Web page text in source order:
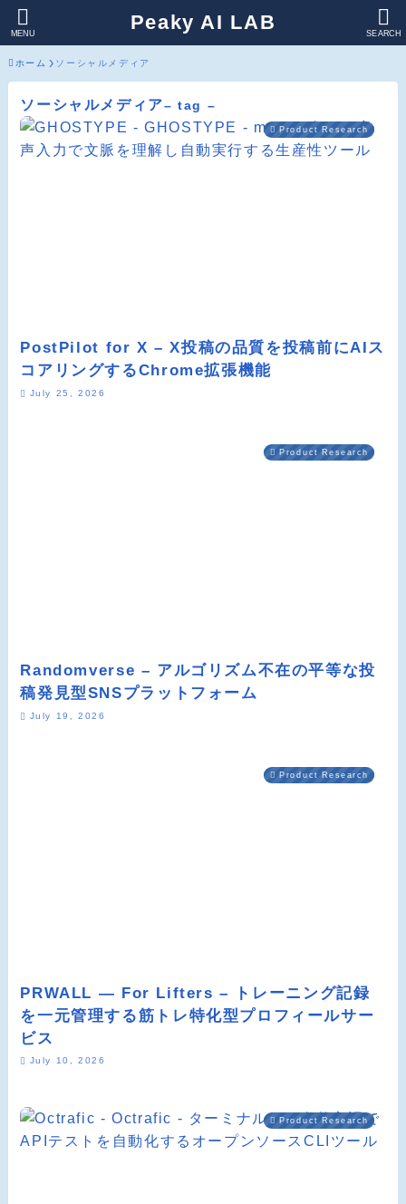
Peaky AI LAB SEARCH
MENU
ホーム ソーシャルメディア
ソーシャルメディア– tag –
Product Research
PostPilot for X – X投稿の品質を投稿前にAIス
コアリングするChrome拡張機能
July 25, 2026
Product Research
Randomverse – アルゴリズム不在の平等な投
稿発見型SNSプラットフォーム
July 19, 2026
Product Research
PRWALL — For Lifters – トレーニング記録
を一元管理する筋トレ特化型プロフィールサー
ビス
July 10, 2026
Product Research